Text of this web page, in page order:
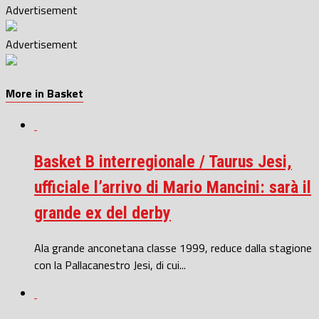
Advertisement
Advertisement
More in Basket
Basket B interregionale / Taurus Jesi,
ufficiale l’arrivo di Mario Mancini: sarà il
grande ex del derby
Ala grande anconetana classe 1999, reduce dalla stagione
con la Pallacanestro Jesi, di cui...